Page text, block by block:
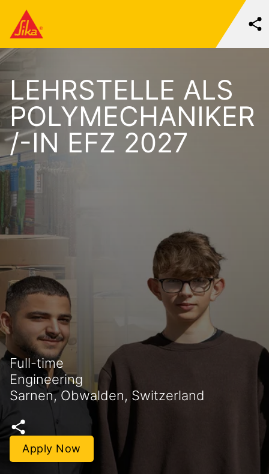
LEHRSTELLE ALS
POLYMECHANIKER
/-IN EFZ 2027
Full-time
Engineering
Sarnen, Obwalden, Switzerland
Apply Now